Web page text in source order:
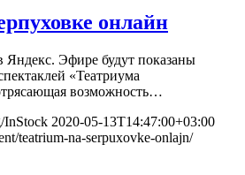
онлайн
Эфире будут показаны
«Театриума
возможность…
InStock 2020-05-13T14:47:00+03:00
teatrium-na-serpuxovke-onlajn/